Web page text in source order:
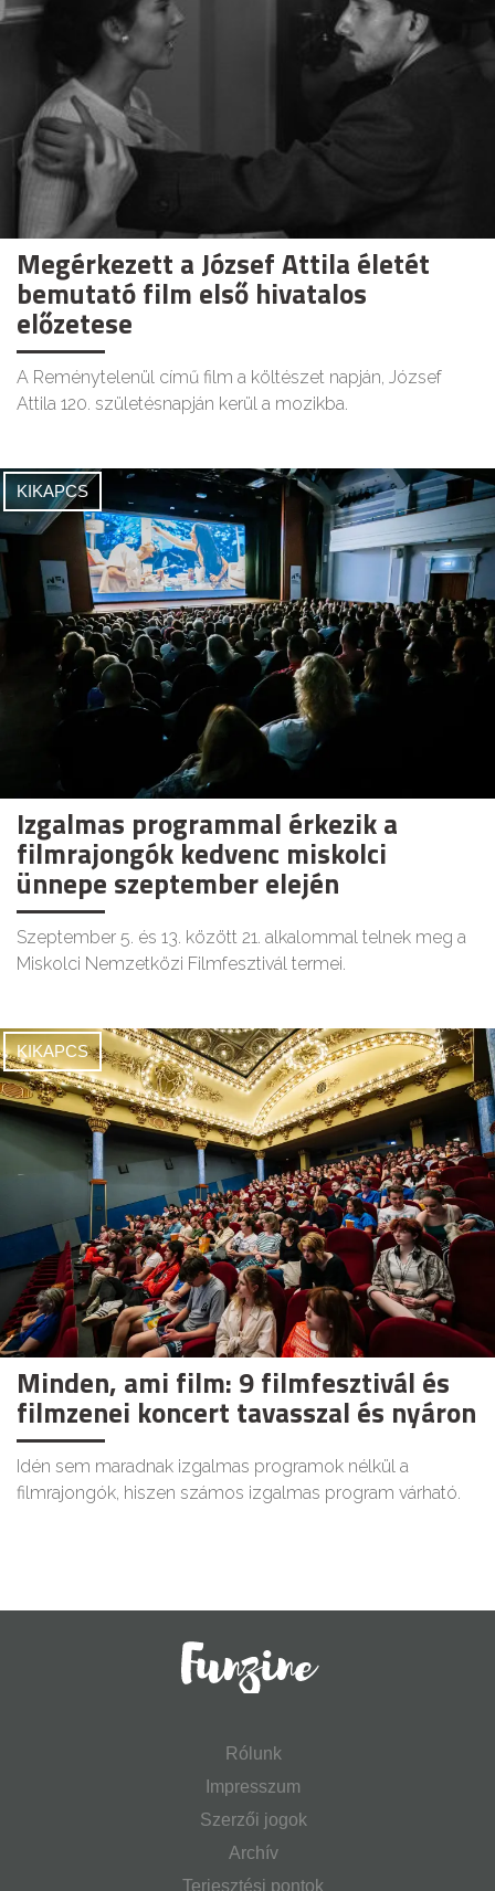
Megérkezett a József Attila életét
bemutató film első hivatalos
előzetese
A Reménytelenül című film a költészet napján, József
Attila 120. születésnapján kerül a mozikba.
KIKAPCS
Izgalmas programmal érkezik a
filmrajongók kedvenc miskolci
ünnepe szeptember elején
Szeptember 5. és 13. között 21. alkalommal telnek meg a
Miskolci Nemzetközi Filmfesztivál termei.
KIKAPCS
Minden, ami film: 9 filmfesztivál és
filmzenei koncert tavasszal és nyáron
Idén sem maradnak izgalmas programok nélkül a
filmrajongók, hiszen számos izgalmas program várható.
Rólunk
Impresszum
Szerzői jogok
Archív
Terjesztési pontok